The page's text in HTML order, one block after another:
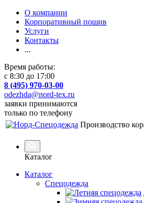
О компании
Корпоративный пошив
Услуги
Контакты
...
Время работы:
с 8:30 до 17:00
8 (495) 970-03-00
odezhda@nord-tex.ru
заявки принимаются
только по телефону
Производство
Каталог
Каталог
Спецодежда